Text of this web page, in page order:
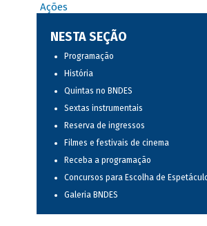
Ações
NESTA SEÇÃO
Programação
História
Quintas no BNDES
Sextas instrumentais
Reserva de ingressos
Filmes e festivais de cinema
Receba a programação
Concursos para Escolha de
Galeria BNDES